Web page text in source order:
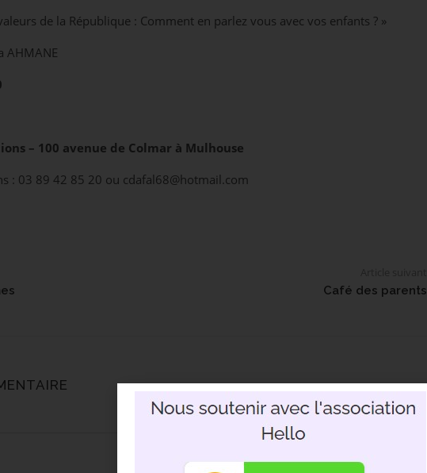
de la République : Comment en parlez vous avec vos enfants ? »
AHMANE
– 100 avenue de Colmar à Mulhouse
: 03 89 42 85 20 ou cdafal68@hotmail.com
Café des parents